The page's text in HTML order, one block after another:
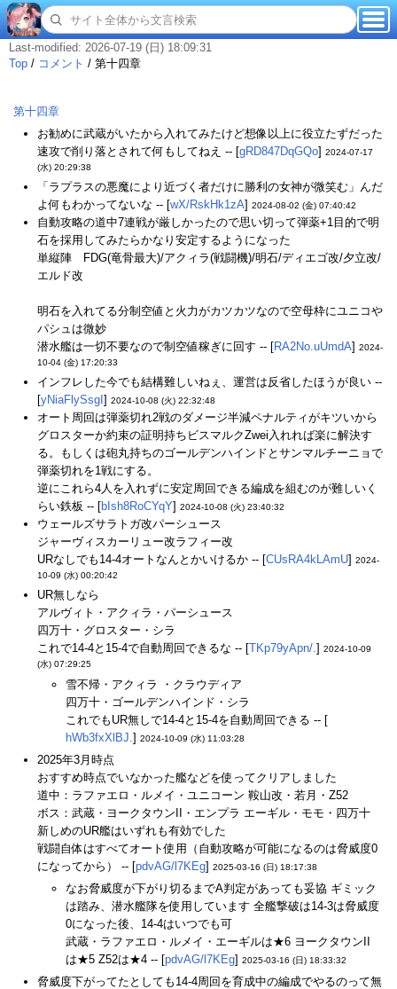
Last-modified: 2026-07-19 (日) 18:09:31
Top / コメント / 第十四章
第十四章
お勧めに武蔵がいたから入れてみたけど想像以上に役立たずだった
速攻で削り落とされて何もしてねえ -- [gRD847DqGQo] 2024-07-17
(水) 20:29:38
「ラプラスの悪魔により近づく者だけに勝利の女神が微笑む」んだ
よ何もわかってないな -- [wX/RskHk1zA] 2024-08-02 (金) 07:40:42
自動攻略の道中7連戦が厳しかったので思い切って弾薬+1目的で明
石を採用してみたらかなり安定するようになった
単縦陣 FDG(竜骨最大)/アクィラ(戦闘機)/明石/ディエゴ改/夕立改/
エルド改
明石を入れてる分制空値と火力がカツカツなので空母枠にユニコや
パシュは微妙
潜水艦は一切不要なので制空値稼ぎに回す -- [RA2No.uUmdA] 2024-
10-04 (金) 17:20:33
インフレした今でも結構難しいねぇ、運営は反省したほうが良い --
[yNiaFlySsgI ] 2024-10-08 (火) 22:32:48
オート周回は弾薬切れ2戦のダメージ半減ペナルティがキツいから
グロスターか約束の証明持ちビスマルクZwei入れれば楽に解決す
る。もしくは砲丸持ちのゴールデンハインドとサンマルチーニョで
弾薬切れを1戦にする。
逆にこれら4人を入れずに安定周回できる編成を組むのが難しいく
らい鉄板 -- [bIsh8RoCYqY] 2024-10-08 (火) 23:40:32
ウェールズサラトガ改パーシュース
ジャーヴィスカーリュー改ラフィー改
URなしでも14-4オートなんとかいけるか -- [CUsRA4kLAmU] 2024-
10-09 (水) 00:20:42
UR無しなら
アルヴィト・アクィラ・パーシュース
四万十・グロスター・シラ
これで14-4と15-4で自動周回できるな -- [TKp79yApn/.] 2024-10-09
(水) 07:29:25
雪不帰・アクィラ ・クラウディア
四万十・ゴールデンハインド・シラ
これでもUR無しで14-4と15-4を自動周回できる -- [
hWb3fxXlBJ.] 2024-10-09 (水) 11:03:28
2025年3月時点
おすすめ時点でいなかった艦などを使ってクリアしました
道中：ラファエロ・ルメイ・ユニコーン 鞍山改・若月・Z52
ボス：武蔵・ヨークタウンII・エンプラ エーギル・モモ・四万十
新しめのUR艦はいずれも有効でした
戦闘自体はすべてオート使用（自動攻略が可能になるのは脅威度0
になってから） -- [pdvAG/l7KEg] 2025-03-16 (日) 18:17:38
なお脅威度が下がり切るまでA判定があっても妥協 ギミック
は踏み、潜水艦隊を使用しています 全艦撃破は14-3は脅威度
0になった後、14-4はいつでも可
武蔵・ラファエロ・ルメイ・エーギルは★6 ヨークタウンII
は★5 Z52は★4 -- [pdvAG/l7KEg] 2025-03-16 (日) 18:33:32
脅威度下がってたとしても14-4周回を育成中の編成でやるのって無